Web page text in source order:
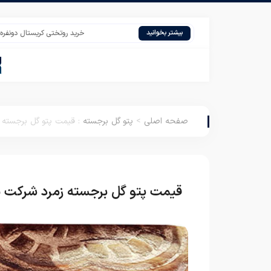
بیشتر بخوانید خرید روتختی کریستال دونفره بازار تهران
صفحه اصلی > پتو گل برجسته : قیمت پتو گل
قیمت پتو گل برجسته زمرد شرکت